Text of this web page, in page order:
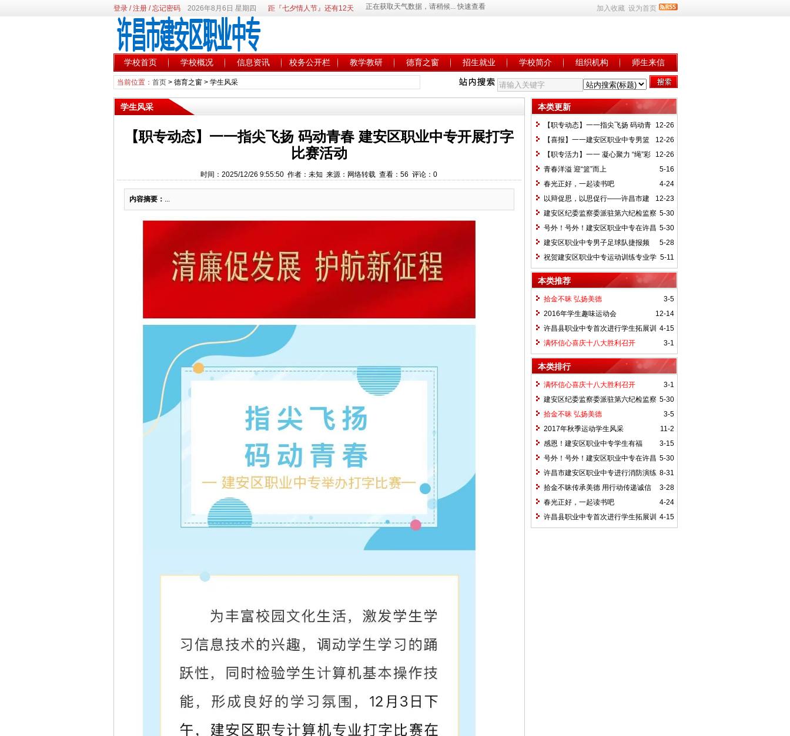
登录/注册/忘记密码 2026年8月6日 星期四 距『七夕情人节』还有12天 加入收藏 设为首页
学校首页 学校概况 信息资讯 校务公开栏 教学教研 德育之窗 招生就业 学校简介 组织机构 师生来信
当前位置： 首页> 德育之窗> 学生风采
学生风采
【职专动态】一一指尖飞扬 码动青春 建安区职业中专开展打字
比赛活动
时间：2025/12/26 9:55:50 作者：未知 来源：网络转载 查看：56 评论：0
内容摘要： ...
本类更新
12-26
【职专动态】一一指尖飞扬 码动青
春 建安区职业中专开展打字比赛活动12-26
【喜报】一一建安区职业中专男篮
以全胜战绩，强势夺魁！
12-26
【职专活力】一一 凝心聚力 “绳”彩
飞扬 建安区职业中专开展拔河比赛活动5-16
青春洋溢 迎“篮”而上
4-24
春光正好，一起读书吧
12-23
以辩促思，以思促行——许昌市建
安区职业中专2021年度校园辩论会
5-30
建安区纪委监察委派驻第六纪检监察
组到我校检查第一季度党风廉政建设主体
责任工作
5-30
号外！号外！建安区职业中专在许昌
市中等职业教育竞赛系列活动———五人
制足球赛中首战告捷！
5-28
建安区职业中专男子足球队捷报频
传！
5-11
祝贺建安区职业中专运动训练专业学
生在许昌市中学生“晨光”体育活动中获得
第二名的好成绩
本类推荐
3-5
拾金不昧 弘扬美德
12-14
2016年学生趣味运动会
4-15
许昌县职业中专首次进行学生拓展训
练
3-1
满怀信心喜庆十八大胜利召开
本类排行
3-1
满怀信心喜庆十八大胜利召开
5-30
建安区纪委监察委派驻第六纪检监察
组到我校检查第一季度党风廉政建设主体
责任工作
3-5
拾金不昧 弘扬美德
11-2
2017年秋季运动学生风采
3-15
感恩！建安区职业中专学生有福
了......
5-30
号外！号外！建安区职业中专在许昌
市中等职业教育竞赛系列活动———五人
制足球赛中首战告捷！
8-31
许昌市建安区职业中专进行消防演练
活动
3-28
拾金不昧传承美德 用行动传递诚信
正能量
4-24
春光正好，一起读书吧
4-15
许昌县职业中专首次进行学生拓展训